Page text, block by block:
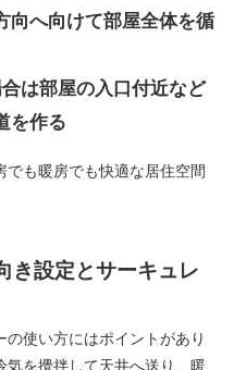
向へ向けて部屋全体を循
は部屋の入口付近など
を作る
も暖房でも快適な居住空間
き設定とサーキュレ
使い方にはポイントがあり
気を攪拌して天井へ送り、暖